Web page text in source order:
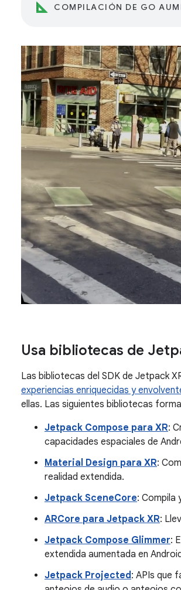
COMPILACIÓN DE GO
Usa bibliotecas de
Las bibliotecas del SDK de Jetpack
experiencias enriquecidas y
ellas. Las siguientes bibliotecas
Jetpack Compose para XR:
capacidades espaciales de
Material Design para XR:
realidad extendida.
Jetpack SceneCore: Compila
ARCore para Jetpack XR:
Jetpack Compose Glimmer:
extendida aumentada en
Jetpack Projected : APIs que